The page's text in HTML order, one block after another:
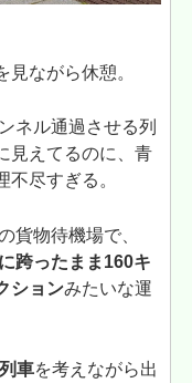
ながら休憩。
ネル通過させる列
見えてるのに、青
尽すぎる。
貨物待機場で、
跨ったまま160キ
ションみたいな運
車を考えながら出